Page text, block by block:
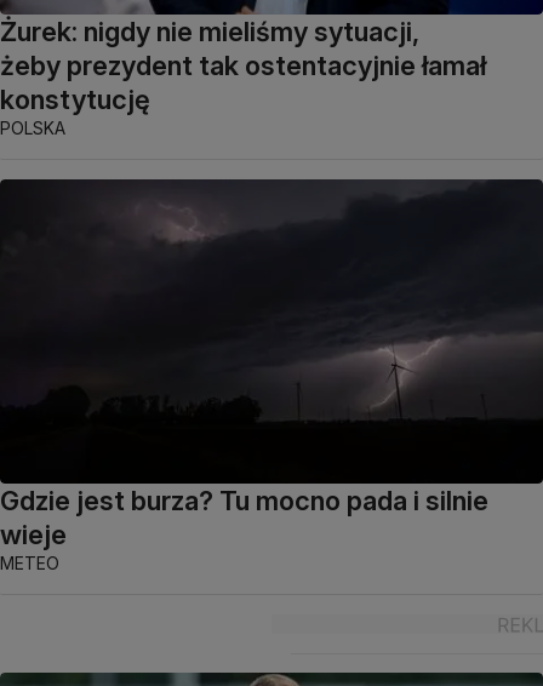
Żurek: nigdy nie mieliśmy sytuacji,
żeby prezydent tak ostentacyjnie łamał
konstytucję
POLSKA
Gdzie jest burza? Tu mocno pada i silnie
wieje
METEO